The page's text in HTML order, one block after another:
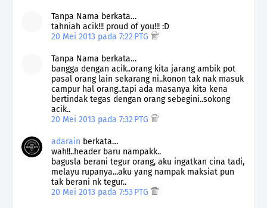
Tanpa Nama berkata…
tahniah acik!!! proud of you!!! :D
20 Mei 2013 pada 7:22 PTG
Tanpa Nama berkata…
bangga dengan acik..orang kita jarang ambik pot
pasal orang lain sekarang ni..konon tak nak masuk
campur hal orang..tapi ada masanya kita kena
bertindak tegas dengan orang sebegini..sokong
acik..
20 Mei 2013 pada 7:32 PTG
adarain berkata…
wah!!..header baru nampakk..
bagusla berani tegur orang, aku ingatkan cina tadi,
melayu rupanya...aku yang nampak maksiat pun
tak berani nk tegur..
20 Mei 2013 pada 7:53 PTG